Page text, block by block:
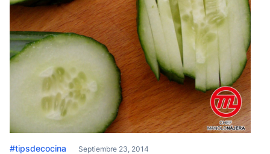
#tipsdecocina Septiembre 23, 2014